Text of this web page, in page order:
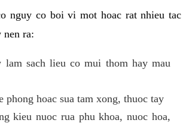
nguy co boi vi mot hoac rat nhieu tac
nen ra:
lam sach lieu co mui thom hay mau
phong hoac sua tam xong, thuoc tay
kieu nuoc rua phu khoa, nuoc hoa,